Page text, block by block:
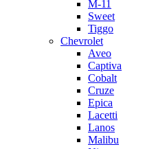
M-11
Sweet
Tiggo
Chevrolet
Aveo
Captiva
Cobalt
Cruze
Epica
Lacetti
Lanos
Malibu